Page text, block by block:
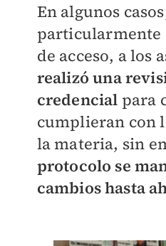
En algunos
particularmente
de acceso, a los
realizó una
credencial para
cumplieran con
la materia, sin
protocolo se
cambios hasta